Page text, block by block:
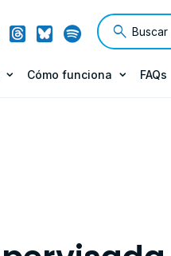
Cómo funciona FAQs